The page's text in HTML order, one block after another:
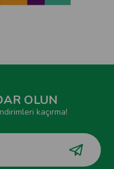
OLUN
kaçırma!